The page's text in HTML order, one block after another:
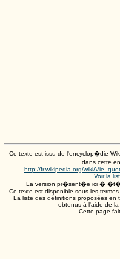
Ce texte est issu de l'encyclop�die
dans cette
http://fr.wikipedia.org/wiki/
Voir la
La version pr�sent�e ici � �t�
Ce texte est disponible sous les
La liste des définitions proposées en
obtenus à l'aide de
Cette page